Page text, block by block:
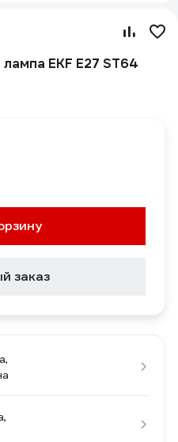
EKF E27 ST64
заказ